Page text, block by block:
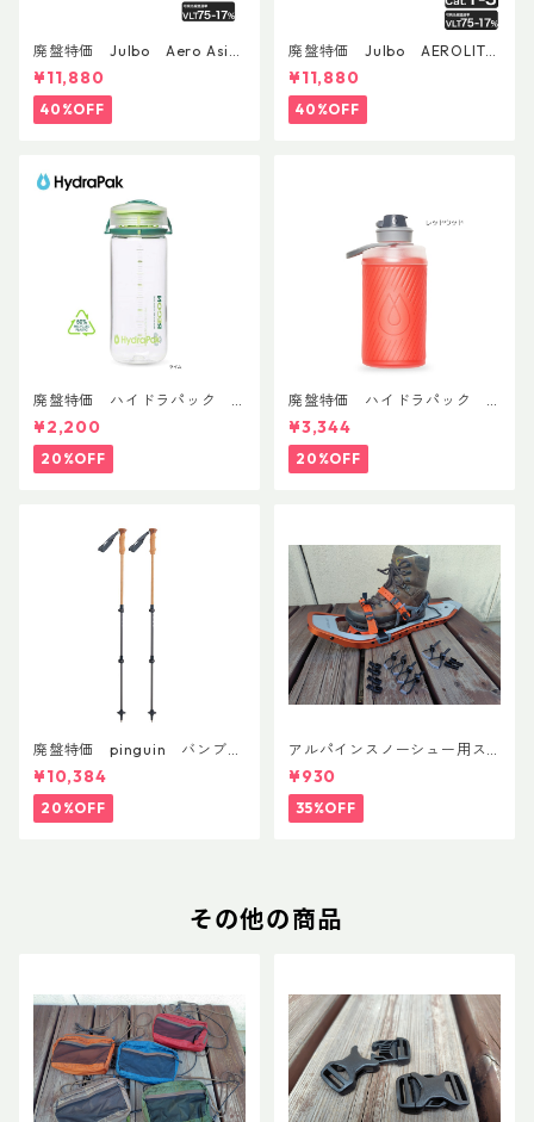
廃盤特価 Julbo Aero Asia
nFit
¥11,880
40%OFF
廃盤特価 Julbo AEROLITE
AsianFit
¥11,880
40%OFF
廃盤特価 ハイドラパック
リーコン ツイスト＆シップ 50
0ml
¥2,200
20%OFF
廃盤特価 ハイドラパック
フラックス 750ml
¥3,344
20%OFF
廃盤特価 pinguin バンブー
FLフォーム(ペア)
¥10,384
20%OFF
アルパインスノーシュー用ス
トラップキャッチ(ペア)
¥930
35%OFF
その他の商品